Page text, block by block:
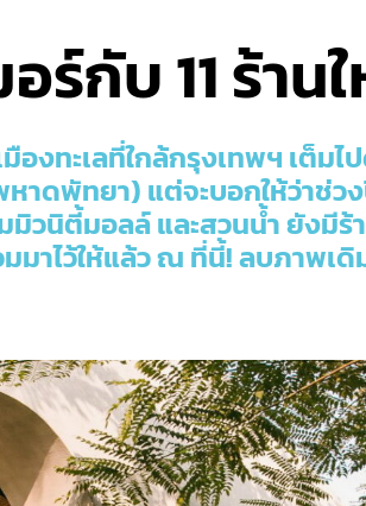
ร์กับ 11 ร้าน
งทะเลที่ใกล้กรุงเทพฯ เต็ม
าดพัทยา) แต่จะบอกให้ว่าช่ว
วนิตี้มอลล์ และสวนน้ำ ยังมีร้
มาไว้ให้แล้ว ณ ที่นี้! ลบภาพ